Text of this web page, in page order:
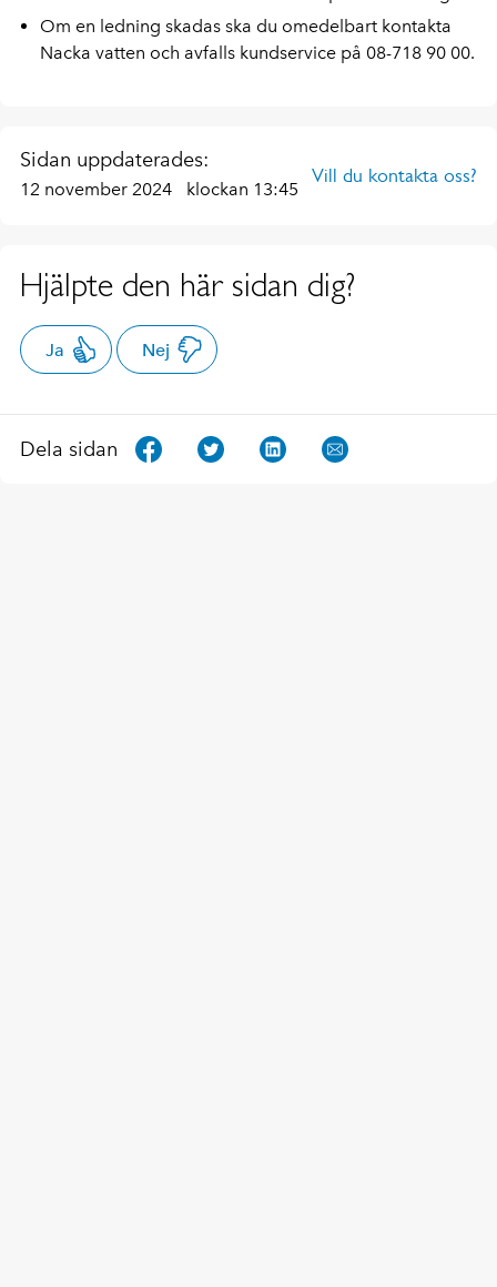
Om en ledning skadas ska du omedelbart kontakta
Nacka vatten och avfalls kundservice på 08-718 90 00.
Sidan uppdaterades:
12 november 2024 klockan 13:45
Vill du kontakta oss?
Hjälpte den här sidan dig?
Ja Nej
Dela sidan